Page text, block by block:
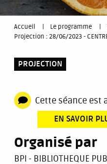
You
here
Accueil Le programme
Projection : 28/06/2023 -
PROJECTION
Cette séance est
EN SAVOIR
Organisé par
BPI - BIBLIOTHEQUE